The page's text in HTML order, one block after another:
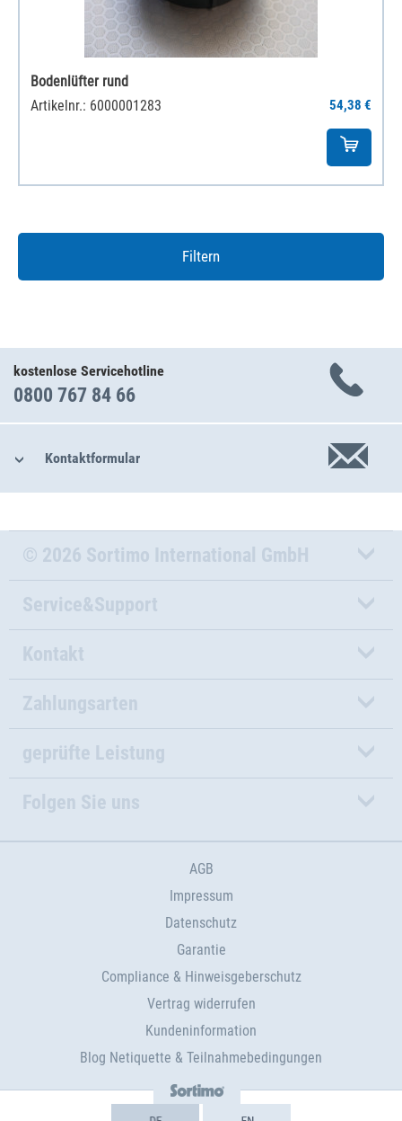
Bodenlüfter rund
Artikelnr.: 6000001283
54,38 €
Filtern
kostenlose Servicehotline
0800 767 84 66
Kontaktformular
© 2026 Sortimo International GmbH
Service&Support
Kontakt
Zahlungsarten
geprüfte Leistung
Folgen Sie uns
AGB
Impressum
Datenschutz
Garantie
Compliance & Hinweisgeberschutz
Vertrag widerrufen
Kundeninformation
Blog Netiquette & Teilnahmebedingungen